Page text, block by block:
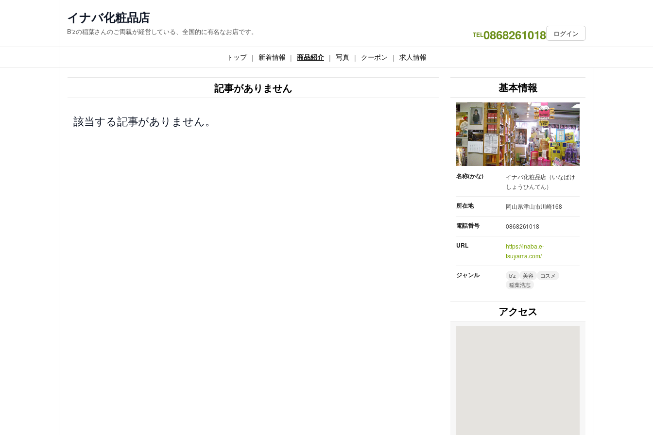
ス
キ
イナバ化粧品店
B'zの稲葉さんのご両親が経営している、全国的に有名なお店です。 TEL0868261018 ログイン
トップ 新着情報 商品紹介 写真 クーポン 求人情報
記事がありません
該当する記事がありません。
基本情報
名称(かな)
イナバ化粧品店（いなばけ
しょうひんてん）
所在地 岡山県津山市川崎168
電話番号 0868261018
URL
https://inaba.e-
tsuyama.com/
ジャンル b'z 美容
コスメ
稲葉浩志
アクセス